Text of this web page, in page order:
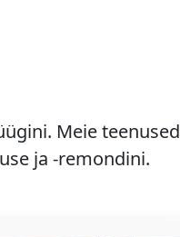
Meie teenused
ja -remondini.